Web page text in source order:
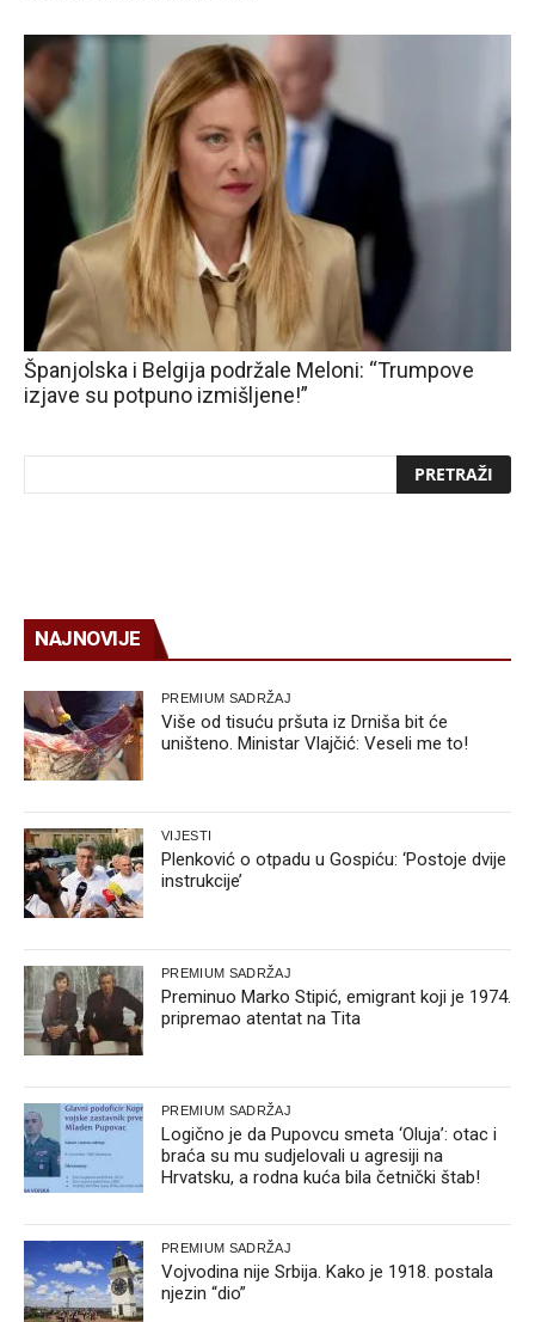
Španjolska i Belgija podržale Meloni: “Trumpove
izjave su potpuno izmišljene!”
NAJNOVIJE
PREMIUM SADRŽAJ
Više od tisuću pršuta iz Drniša bit će
uništeno. Ministar Vlajčić: Veseli me to!
VIJESTI
Plenković o otpadu u Gospiću: ‘Postoje dvije
instrukcije’
PREMIUM SADRŽAJ
Preminuo Marko Stipić, emigrant koji je 1974.
pripremao atentat na Tita
PREMIUM SADRŽAJ
Logično je da Pupovcu smeta ‘Oluja’: otac i
braća su mu sudjelovali u agresiji na
Hrvatsku, a rodna kuća bila četnički štab!
PREMIUM SADRŽAJ
Vojvodina nije Srbija. Kako je 1918. postala
njezin “dio”